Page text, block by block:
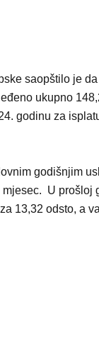
saopštilo je
ukupno
godinu za
godišnjim
U
13,32 odsto, a